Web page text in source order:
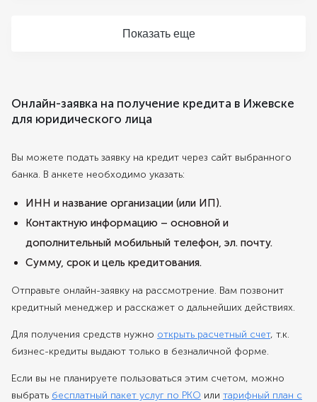
Показать еще
Онлайн-заявка на получение кредита в Ижевске
для юридического лица
Вы можете подать заявку на кредит через сайт выбранного
банка. В анкете необходимо указать:
ИНН и название организации (или ИП).
Контактную информацию – основной и
дополнительный мобильный телефон, эл. почту.
Сумму, срок и цель кредитования.
Отправьте онлайн-заявку на рассмотрение. Вам позвонит
кредитный менеджер и расскажет о дальнейших действиях.
Для получения средств нужно открыть расчетный счет, т.к.
бизнес-кредиты выдают только в безналичной форме.
Если вы не планируете пользоваться этим счетом, можно
выбрать бесплатный пакет услуг по РКО или тарифный план с